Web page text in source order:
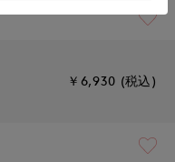
￥6,930 (税込)